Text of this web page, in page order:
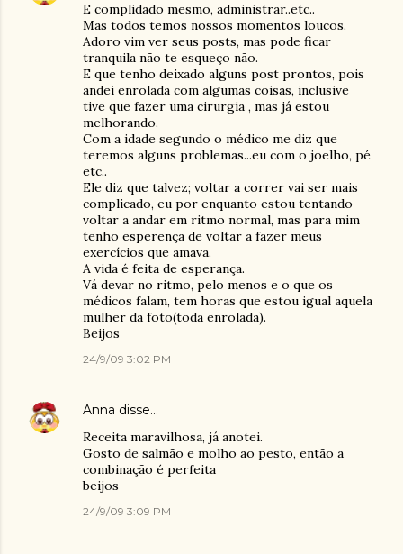
E complidado mesmo, administrar..etc..
Mas todos temos nossos momentos loucos.
Adoro vim ver seus posts, mas pode ficar
tranquila não te esqueço não.
E que tenho deixado alguns post prontos, pois
andei enrolada com algumas coisas, inclusive
tive que fazer uma cirurgia , mas já estou
melhorando.
Com a idade segundo o médico me diz que
teremos alguns problemas...eu com o joelho, pé
etc..
Ele diz que talvez; voltar a correr vai ser mais
complicado, eu por enquanto estou tentando
voltar a andar em ritmo normal, mas para mim
tenho esperença de voltar a fazer meus
exercícios que amava.
A vida é feita de esperança.
Vá devar no ritmo, pelo menos e o que os
médicos falam, tem horas que estou igual aquela
mulher da foto(toda enrolada).
Beijos
24/9/09 3:02 PM
Anna disse…
Receita maravilhosa, já anotei.
Gosto de salmão e molho ao pesto, então a
combinação é perfeita
beijos
24/9/09 3:09 PM